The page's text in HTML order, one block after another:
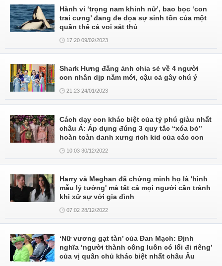
Hành vi ‘trọng nam khinh nữ’, bao bọc ‘con
trai cưng’ đang đe dọa sự sinh tồn của một
quần thể cá voi sát thủ
17:20 09/02/2023
Shark Hưng đăng ảnh chia sẻ về 4 người
con nhân dịp năm mới, cậu cả gây chú ý
21:23 24/01/2023
Cách dạy con khác biệt của tỷ phú giàu nhất
châu Á: Áp dụng đúng 3 quy tắc “xóa bỏ”
hoàn toàn danh xưng rich kid của các con
10:03 30/12/2022
Harry và Meghan đã chứng minh họ là 'hình
mẫu lý tưởng' mà tất cả mọi người cần tránh
khi xử sự với gia đình
07:02 28/12/2022
‘Nữ vương gạt tàn’ của Đan Mạch: Định
nghĩa ‘người thành công luôn có lối đi riêng’
của vị quân chủ khác biệt nhất châu Âu